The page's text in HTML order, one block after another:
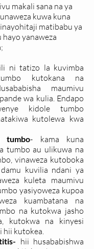
makali sana na ya
kuwa kuna
matibabu ya
yanaweza
ni tatizo la kuvimba
kutokana na
maumivu
wa kulia. Endapo
kidole tumbo
kutolewa kwa
tumbo- kama kuna
tumbo au ulikuwa na
vinaweza kutoboka
kuvilia ndani ya
kuleta maumivu
yasiyoweza kupoa
kuambatana na
na kutokwa jasho
kutokwa na kinyesi
hii kutokea.
hii husababishwa